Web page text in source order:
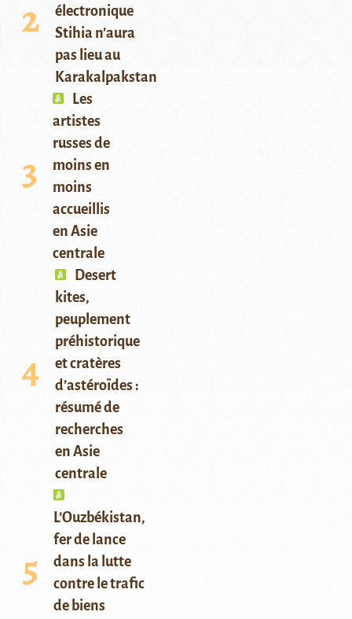
électronique
Stihia n’aura
pas lieu au
Karakalpakstan
Les
artistes
russes de
moins en
moins
accueillis
en Asie
centrale
Desert
kites,
peuplement
préhistorique
et cratères
d’astéroïdes :
résumé de
recherches
en Asie
centrale
L’Ouzbékistan,
fer de lance
dans la lutte
contre le trafic
de biens